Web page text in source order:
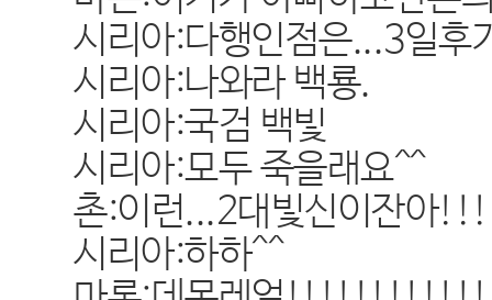
시리아:다행인점은...3일후
시리아:나와라 백룡.
시리아:국검 백빛
시리아:모두 죽을래요^^
촌:이런...2대빛신이
시리아:하하^^